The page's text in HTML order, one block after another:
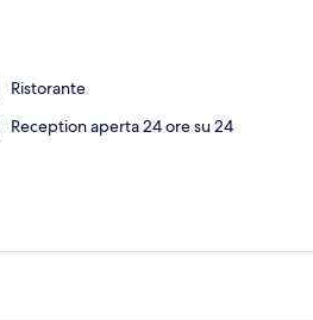
sabbia bianca, ombrelloni, pallavolo
Ristorante
Reception aperta 24 ore su 24